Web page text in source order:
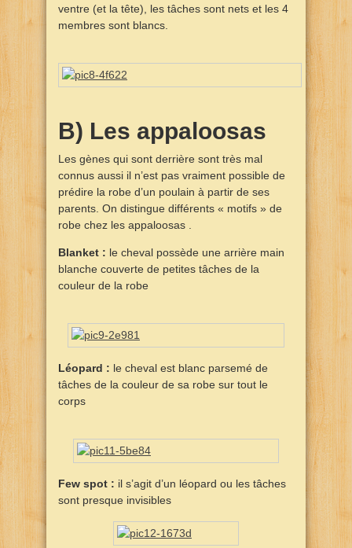
ventre (et la tête), les tâches sont nets et les 4
membres sont blancs.
B) Les appaloosas
Les gènes qui sont derrière sont très mal
connus aussi il n’est pas vraiment possible de
prédire la robe d’un poulain à partir de ses
parents. On distingue différents « motifs » de
robe chez les appaloosas .
Blanket : le cheval possède une arrière main
blanche couverte de petites tâches de la
couleur de la robe
Léopard : le cheval est blanc parsemé de
tâches de la couleur de sa robe sur tout le
corps
Few spot : il s’agit d’un léopard ou les tâches
sont presque invisibles